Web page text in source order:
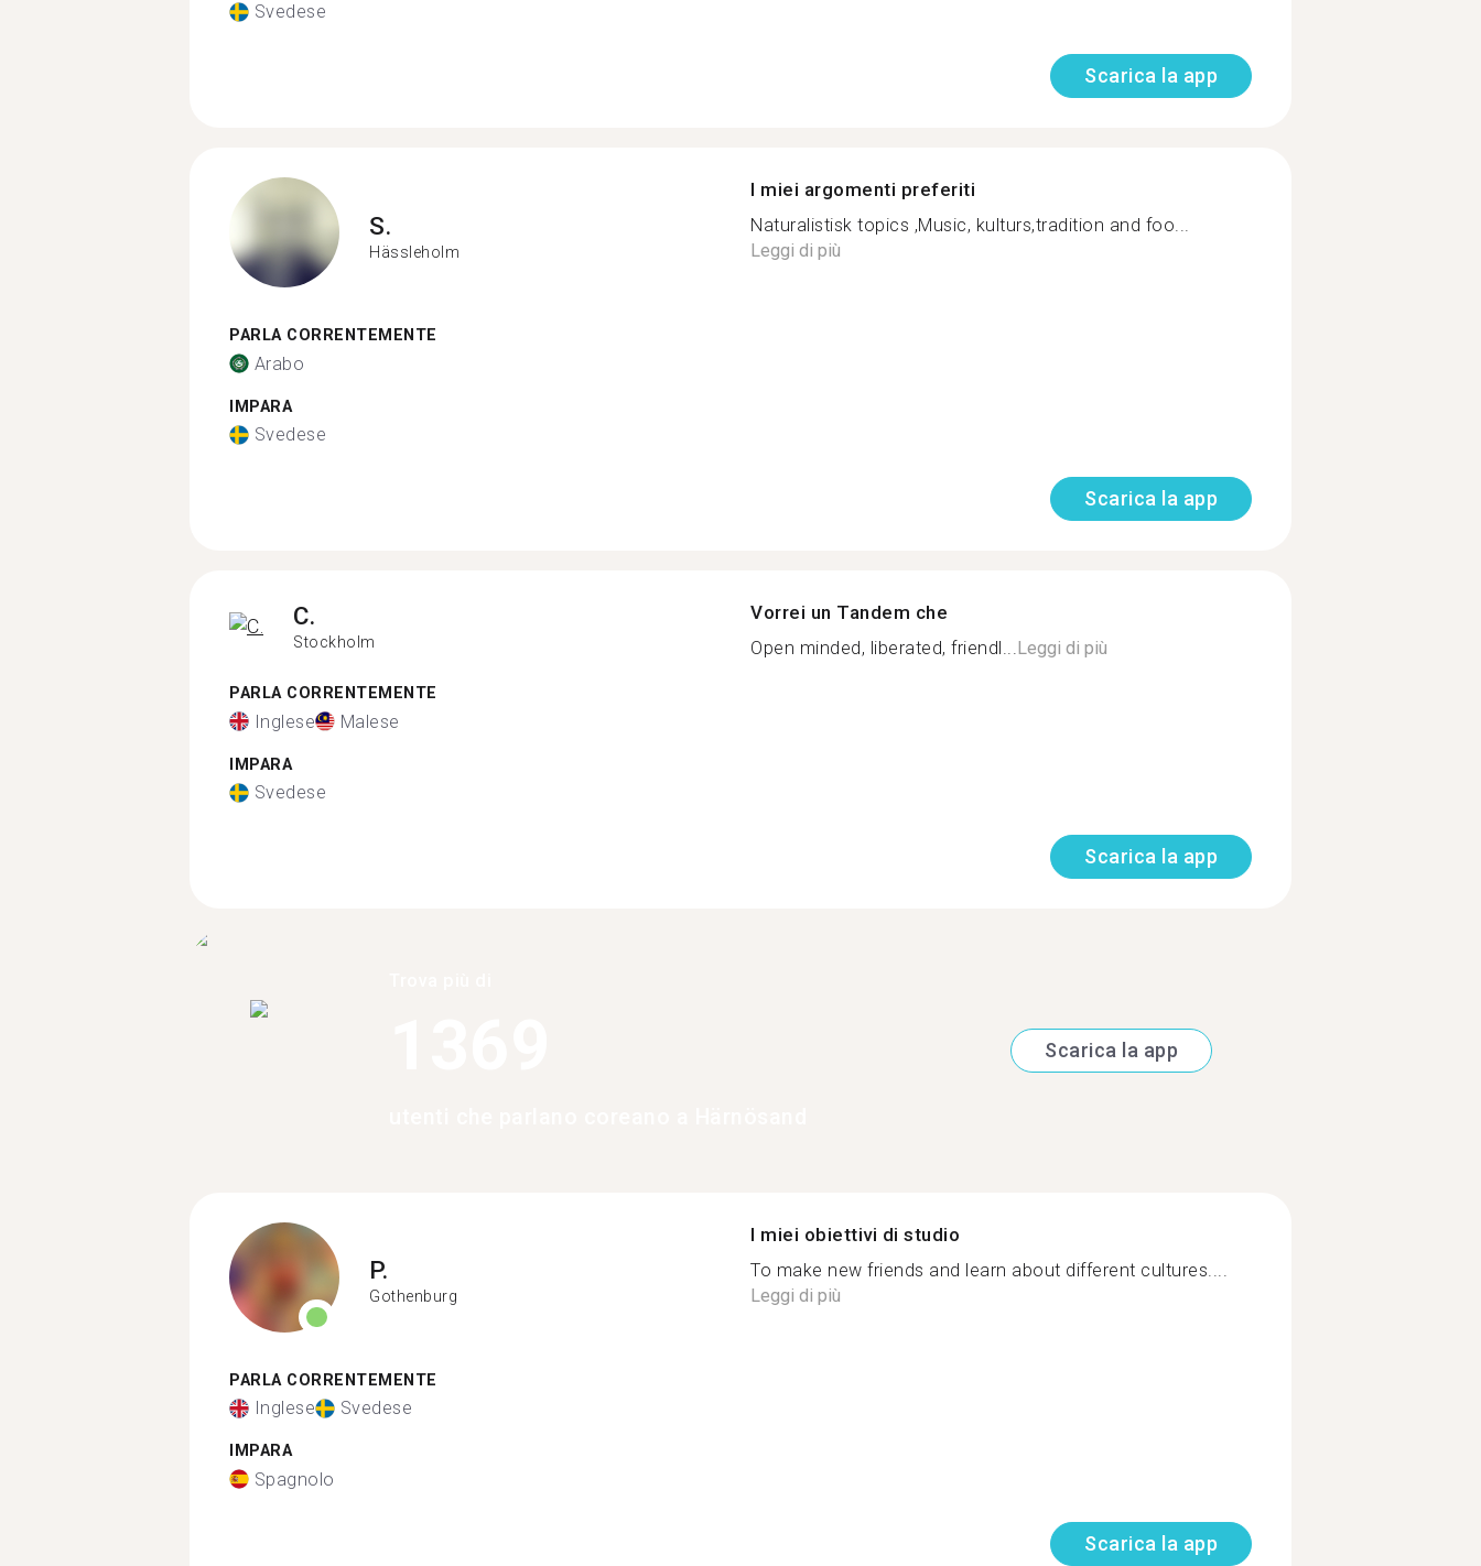
Svedese
Scarica la app
S.
Hässleholm
PARLA CORRENTEMENTE
Arabo
IMPARA
Svedese
I miei argomenti preferiti
Naturalistisk topics ,Music, kulturs,tradition and foo...
Leggi di più
Scarica la app
C.
Stockholm
PARLA CORRENTEMENTE
Inglese Malese
IMPARA
Svedese
Vorrei un Tandem che
Open minded, liberated, friendl...Leggi di più
Scarica la app
Scarica la app
P.
Gothenburg
PARLA CORRENTEMENTE
Inglese Svedese
IMPARA
Spagnolo
I miei obiettivi di studio
To make new friends and learn about different cultures....
Leggi di più
Scarica la app